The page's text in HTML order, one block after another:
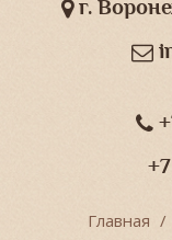
г.
Главная